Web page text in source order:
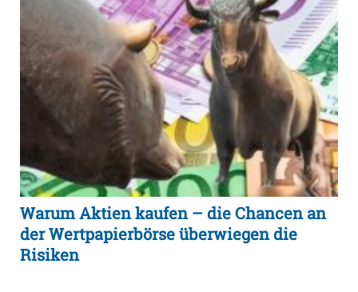
Warum Aktien kaufen – die Chancen an
der Wertpapierbörse überwiegen die
Risiken